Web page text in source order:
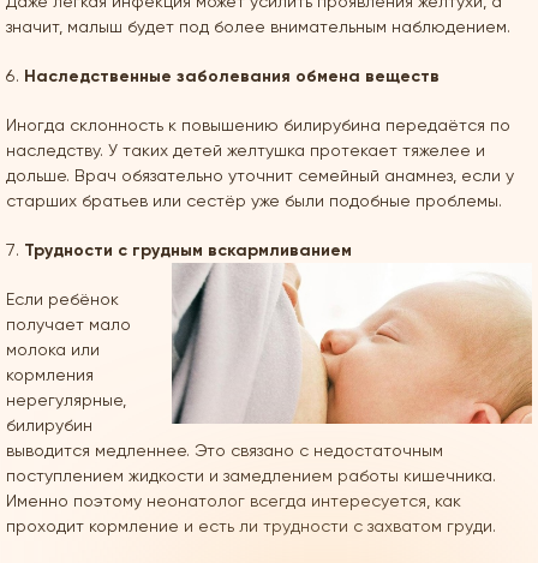
значит, малыш будет под более внимательным наблюдением.
Наследственные заболевания обмена веществ
Иногда склонность к повышению билирубина передаётся по
наследству. У таких детей желтушка протекает тяжелее и
дольше. Врач обязательно уточнит семейный анамнез, если у
старших братьев или сестёр уже были подобные проблемы.
Трудности с грудным вскармливанием
Если ребёнок
получает мало
молока или
кормления
нерегулярные,
билирубин
выводится медленнее. Это связано с недостаточным
поступлением жидкости и замедлением работы кишечника.
Именно поэтому неонатолог всегда интересуется, как
проходит кормление и есть ли трудности с захватом груди.